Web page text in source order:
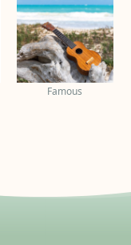
Famous